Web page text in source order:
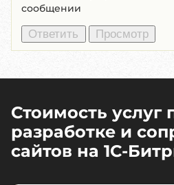
сообщении
Стоимость услуг
разработке и
сайтов на 1C-